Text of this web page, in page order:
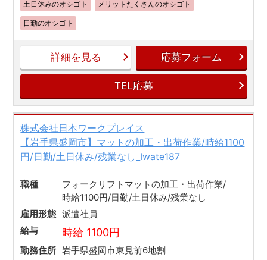
土日休みのオシゴト メリットたくさんのオシゴト
日勤のオシゴト
詳細を見る 応募フォーム
TEL応募
株式会社日本ワークプレイス
【岩手県盛岡市】マットの加工・出荷作業/時給1100
円/日勤/土日休み/残業なし_Iwate187
職種
フォークリフトマットの加工・出荷作業/
時給1100円/日勤/土日休み/残業なし
雇用形態 派遣社員
給与
時給 1100円
勤務住所 岩手県盛岡市東見前6地割